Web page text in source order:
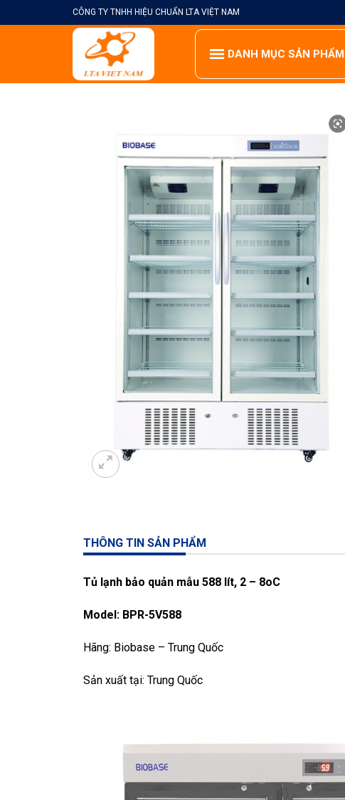
to
CÔNG TY TNHH HIỆU CHUẨN LTA VIỆT NAM
DANH MỤC SẢN PHẨM
THÔNG TIN SẢN PHẨM
Tủ lạnh bảo quản mẫu 588 lít, 2 – 8oC
Model: BPR-5V588
Hãng: Biobase – Trung Quốc
Sản xuất tại: Trung Quốc